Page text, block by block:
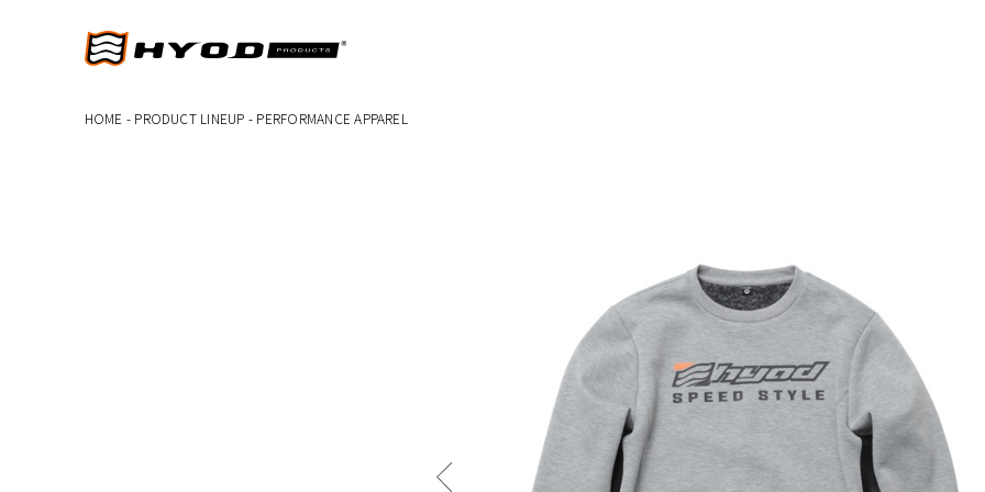
HOME - PRODUCT LINEUP - PERFORMANCE APPAREL